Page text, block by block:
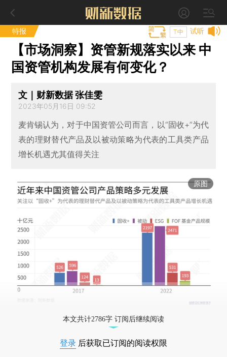
特报 试听
T中
【市场洞察】资管新规落实以来 中
国资管机构发展有何变化？
文｜财新数据 张佳雯
2023年05月16日 09:52
麦肯锡认为，对于中国资管公司而言，以“固收+”为代
表的理财替代产品及以被动策略为代表的工具类产品
增长机遇尤其值得关注
原图
本文共计2786字 订阅后继续阅读
登录 后获取已订阅的阅读权限